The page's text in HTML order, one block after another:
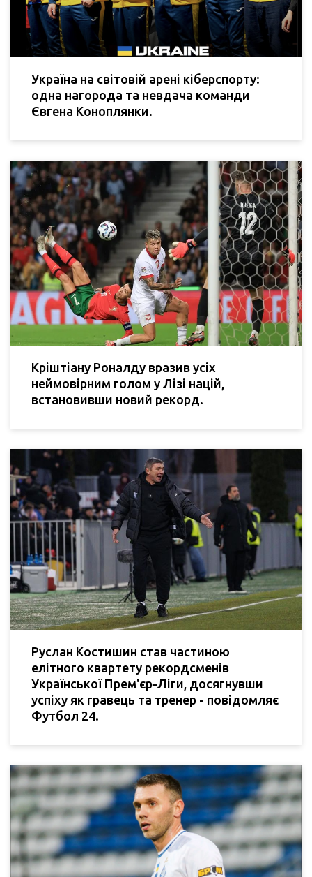
Україна на світовій арені кіберспорту:
одна нагорода та невдача команди
Євгена Коноплянки.
Кріштіану Роналду вразив усіх
неймовірним голом у Лізі націй,
встановивши новий рекорд.
Руслан Костишин став частиною
елітного квартету рекордсменів
Української Прем'єр-Ліги, досягнувши
успіху як гравець та тренер - повідомляє
Футбол 24.